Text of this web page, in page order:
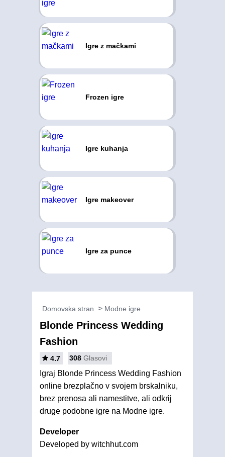
Igre z mačkami
Frozen igre
Igre kuhanja
Igre makeover
Igre za punce
Domovska stran Modne igre
Blonde Princess Wedding
Fashion
4.7 308 Glasovi
Igraj Blonde Princess Wedding Fashion
online brezplačno v svojem brskalniku,
brez prenosa ali namestitve, ali odkrij
druge podobne igre na Modne igre.
Developer
Developed by witchhut.com